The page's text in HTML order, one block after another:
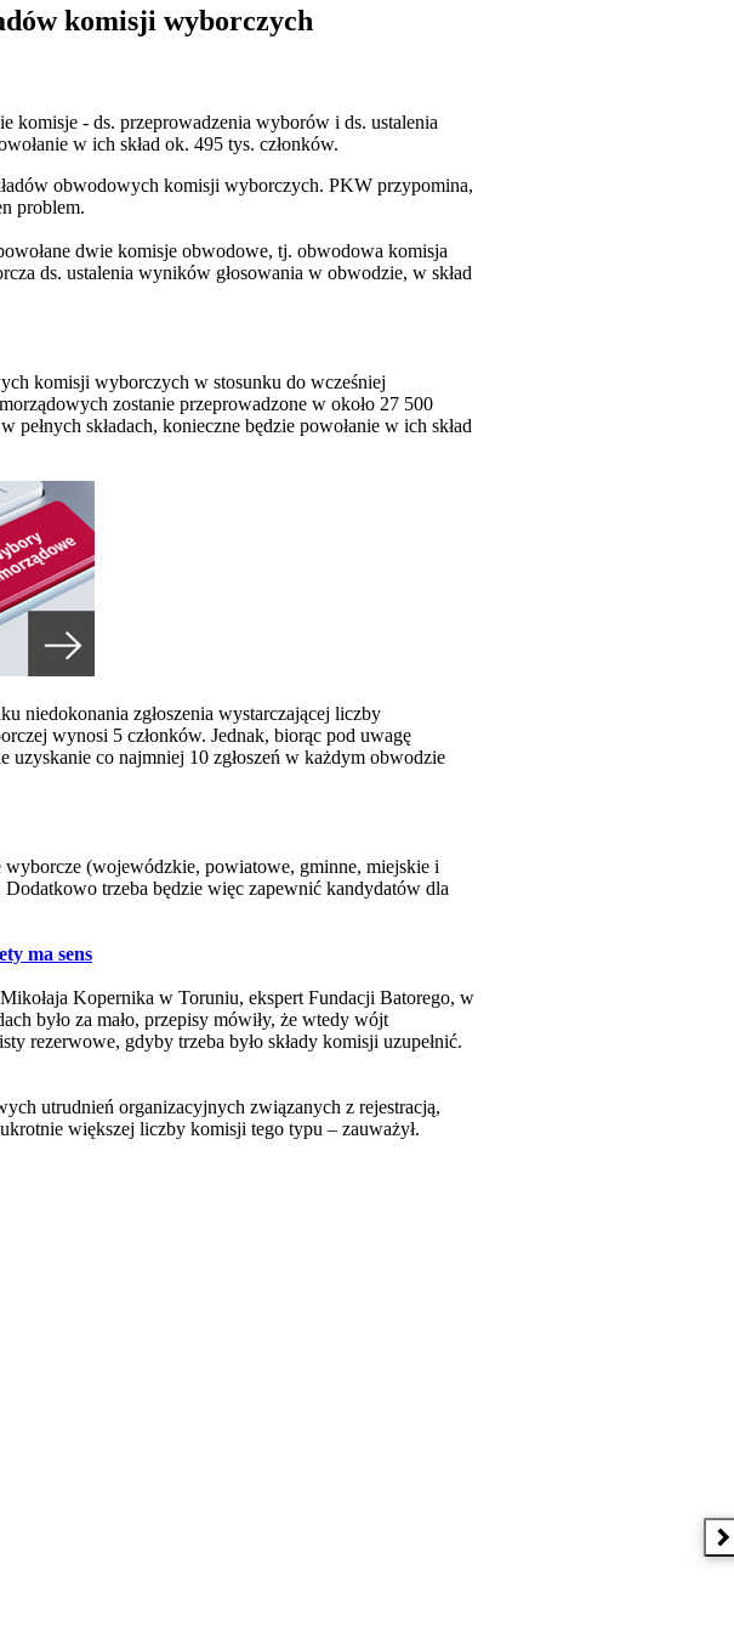
komisji wyborczych
komisje - ds. przeprowadzenia wyborów i ds. ustalenia
w ich skład ok. 495 tys. członków.
obwodowych komisji wyborczych. PKW przypomina,
problem.
dwie komisje obwodowe, tj. obwodowa komisja
ds. ustalenia wyników głosowania w obwodzie, w skład
komisji wyborczych w stosunku do wcześniej
zostanie przeprowadzone w około 27 500
składach, konieczne będzie powołanie w ich skład
niedokonania zgłoszenia wystarczającej liczby
wynosi 5 członków. Jednak, biorąc pod uwagę
co najmniej 10 zgłoszeń w każdym obwodzie
(wojewódzkie, powiatowe, gminne, miejskie i
trzeba będzie więc zapewnić kandydatów dla
ma sens
Kopernika w Toruniu, ekspert Fundacji Batorego, w
było za mało, przepisy mówiły, że wtedy wójt
rezerwowe, gdyby trzeba było składy komisji uzupełnić.
utrudnień organizacyjnych związanych z rejestracją,
większej liczby komisji tego typu – zauważył.